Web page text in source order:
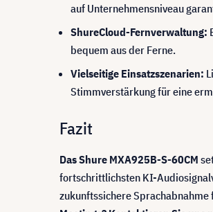
auf Unternehmensniveau
ShureCloud-Fernverwaltung:
bequem aus der Ferne.
Vielseitige Einsatzszenarien:
Stimmverstärkung für eine
Fazit
Das Shure MXA925B-S-60CM
fortschrittlichsten KI-
zukunftssichere